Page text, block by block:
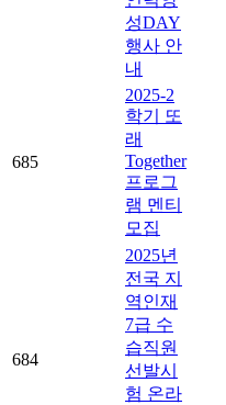
성DAY
행사 안
내
685
2025-2
학기 또
래
Together
프로그
램 멘티
모집
684
2025년
전국 지
역인재
7급 수
습직원
선발시
험 온라